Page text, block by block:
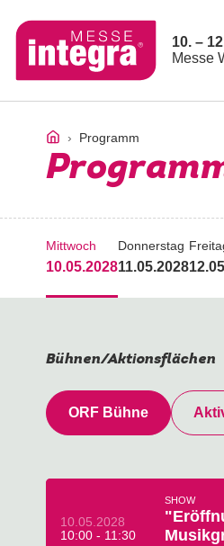
10. –
Messe
Programm
Mittwoch
10.05.2028
Donnerstag
11.05.2028
Bühnen/Aktionsflächen
ORF Bühne
10.05.2028
10:00 - 11:30
SHOW